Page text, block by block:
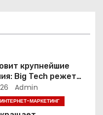
крупнейшие
Big Tech режет
искусственного
Admin
ИНТЕРНЕТ-МАРКЕТИНГ